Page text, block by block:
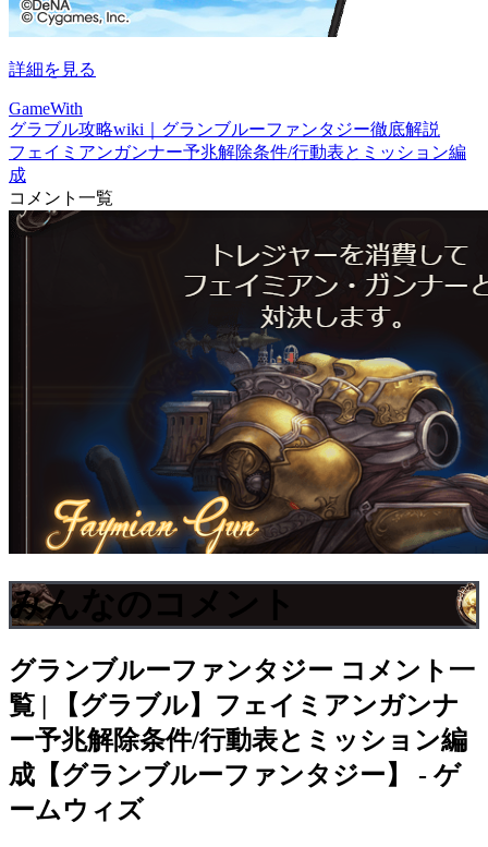
詳細を見る
GameWith
グラブル攻略wiki｜グランブルーファンタジー徹底解説
フェイミアンガンナー予兆解除条件/行動表とミッション編
成
コメント一覧
みんなのコメント
グランブルーファンタジー コメント一
覧 | 【グラブル】フェイミアンガンナ
ー予兆解除条件/行動表とミッション編
成【グランブルーファンタジー】 - ゲ
ームウィズ